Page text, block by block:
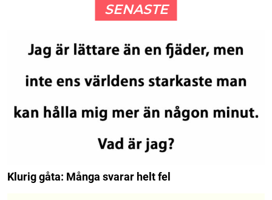
SENASTE
Klurig gåta: Många svarar helt fel